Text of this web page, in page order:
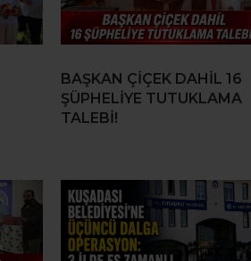
BAŞKAN ÇİÇEK DAHİL 16
ŞÜPHELİYE TUTUKLAMA
TALEBİ!